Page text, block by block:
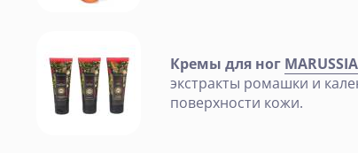
Кремы для ног MARUSSIA
экстракты ромашки и
поверхности кожи.